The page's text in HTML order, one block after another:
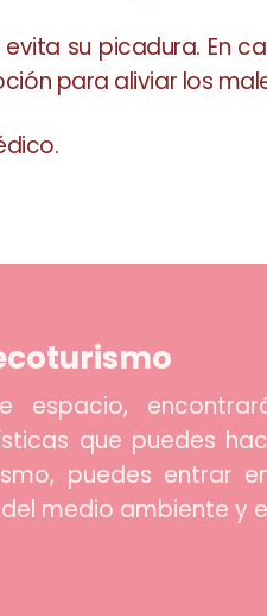
su picadura. En
para aliviar los
espacio,
que puedes
puedes entrar
medio ambiente y